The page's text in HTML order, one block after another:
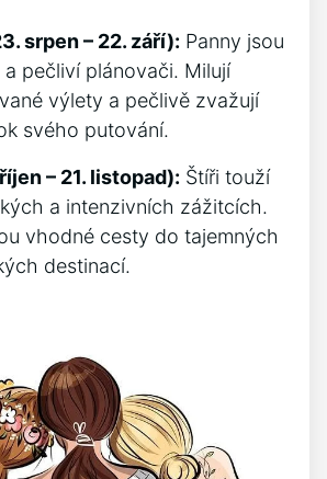
srpen – 22. září): Panny jsou
pečliví plánovači. Milují
výlety a pečlivě zvažují
svého putování.
– 21. listopad): Štíři touží
a intenzivních zážitcích.
vhodné cesty do tajemných
destinací.